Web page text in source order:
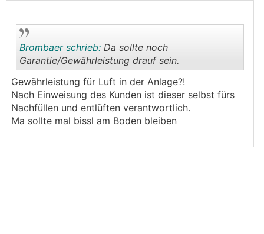
..
Brombaer schrieb: Da sollte noch
Garantie/Gewährleistung drauf sein.
Gewährleistung für Luft in der Anlage?!
Nach Einweisung des Kunden ist dieser selbst fürs
Nachfüllen und entlüften verantwortlich.
Ma sollte mal bissl am Boden bleiben